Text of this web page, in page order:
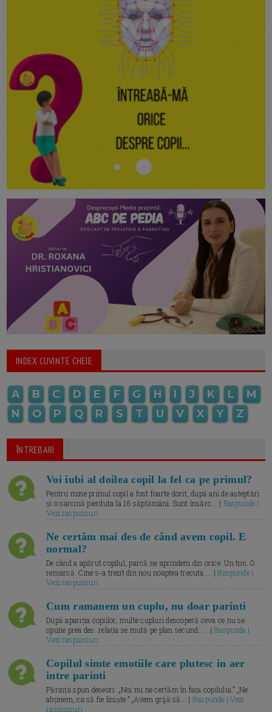
INDEX CUVINTE CHEIE
A B C D E F G H I J K L
M
N
O P Q R S T U V X Y Z
ÎNTREBARI
Voi iubi al doilea copil la fel ca pe primul?
Pentru mine primul copil a fost foarte dorit, după ani de așteptări
și o sarcină pierduta la 16 săptămâni. Sunt însărc... | Raspunde |
Vezi raspunsuri
Ne certăm mai des de când avem copil. E
normal?
De când a apărut copilul, parcă ne aprindem din orice. Un ton. O
remarcă. Cine s-a trezit din nou noaptea trecuta.... |Raspunde |
Vezi raspunsuri
Cum ramanem un cuplu, nu doar parinti
După apariția copiilor, multe cupluri descoperă ceva ce nu se
spune prea des: relația se mută pe plan secund. ... |Raspunde |
Vezi raspunsuri
Copilul simte emotiile care plutesc in aer
intre parinti
Părinții spun deseori: „Noi nu ne certăm în fața copilului.” „Ne
abținem, ca să fie liniște.” „Avem grijă să... | Raspunde | Vezi
raspunsuri